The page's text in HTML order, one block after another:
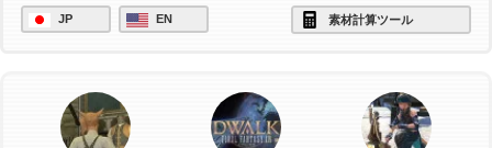
JP EN 素材計算ツール